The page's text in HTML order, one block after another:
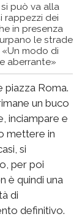
può va alla
rappezzi dei
in presenza
le strade
modo di
aberrante»
piazza Roma.
un buco
inciampare e
mettere in
si
per poi
è quindi una
di
definitivo.